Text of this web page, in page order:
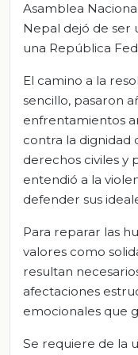
Asamblea
Nepal dejó de ser
una República
El camino a la
sencillo, pasaron
enfrentamientos
contra la dignidad
derechos civiles y
entendió a la
defender sus
Para reparar las
valores como
resultan
afectaciones
emocionales que
Se requiere de la